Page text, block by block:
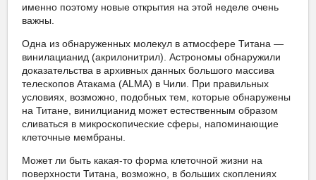
именно поэтому новые открытия на этой неделе очень
важны.
Одна из обнаруженных молекул в атмосфере Титана —
винилацианид (акрилонитрил). Астрономы обнаружили
доказательства в архивных данных большого массива
телескопов Атакама (ALMA) в Чили. При правильных
условиях, возможно, подобных тем, которые обнаружены
на Титане, винилцианид может естественным образом
сливаться в микроскопические сферы, напоминающие
клеточные мембраны.
Может ли быть какая-то форма клеточной жизни на
поверхности Титана, возможно, в больших скоплениях